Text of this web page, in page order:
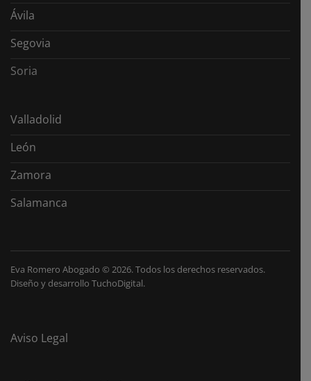
Ávila
Segovia
Soria
Valladolid
León
Zamora
Salamanca
Eva Romero Abogado © 2026. Todos los derechos reservados.
Diseño y desarrollo TuchoDigital.
Aviso Legal